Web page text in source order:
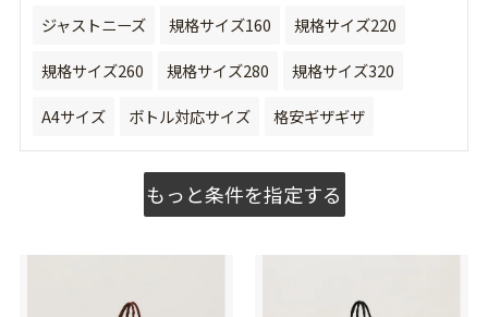
ジャストニーズ 規格サイズ160
規格サイズ220
規格サイズ260
規格サイズ280
規格サイズ320
A4サイズ
ボトル対応サイズ 格安ギザギザ
もっと条件を指定する